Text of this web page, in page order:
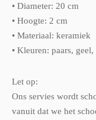
• Diameter: 20 cm
• Hoogte: 2 cm
• Materiaal: keramiek
• Kleuren: paars,
Let op:
Ons servies wordt
vanuit dat we het